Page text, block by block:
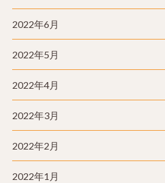
2022年6月
2022年5月
2022年4月
2022年3月
2022年2月
2022年1月